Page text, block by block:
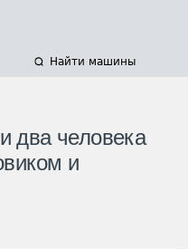
Найти машины
два человека
и